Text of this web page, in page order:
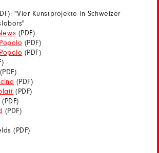
"Vier Kunstprojekte in Schweizer
(PDF)
(PDF)
(PDF)
(PDF)
(PDF)
(PDF)
(PDF)
(PDF)
(PDF)